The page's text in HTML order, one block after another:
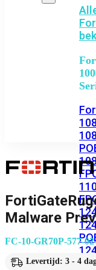
100
Malware
FC-10-GR70P-577-
Levertijd: 3 - 4